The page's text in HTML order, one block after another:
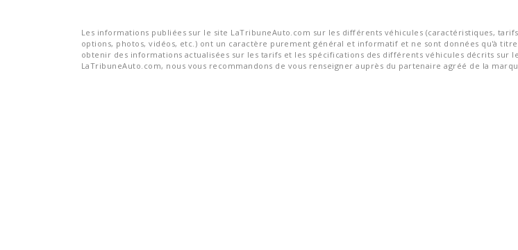
Les informations publiées sur le site LaTribuneAuto.com sur les différents véhicules (caractéristiques,
options, photos, vidéos, etc.) ont un caractère purement général et informatif et ne sont données qu'à
obtenir des informations actualisées sur les tarifs et les spécifications des différents véhicules décrits sur
LaTribuneAuto.com, nous vous recommandons de vous renseigner auprès du partenaire agréé de la